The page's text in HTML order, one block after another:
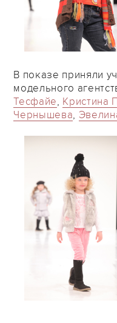
В показе приняли
модельного
Тесфайе, Кристина
Чернышева,